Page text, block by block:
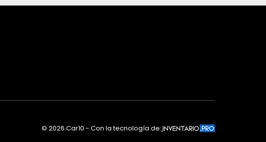
© 2026 Car10 - Con la tecnología de: